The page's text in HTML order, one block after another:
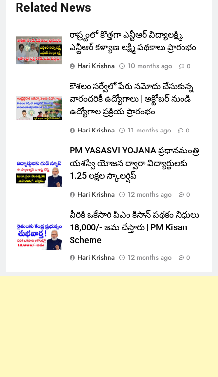
Related News
రాష్ర్టంలో కొత్తగా ఎన్టీఆర్ విద్యాలక్ష్మి,
ఎన్టీఆర్ కళ్యాణ లక్ష్మి పథకాలు ప్రారంభం
Hari Krishna
10 months ago 0
కౌశలం సర్వేలో పేరు నమోదు చేసుకున్న
వారందరికీ ఉద్యోగాలు | అక్టోబర్ నుండి
ఉద్యోగాల ప్రక్రియ ప్రారంభం
Hari Krishna
11 months ago 0
PM YASASVI YOJANA ప్రధానమంత్రి
యశస్వి యోజన ద్వారా విద్యార్థులకు
1.25 లక్షల స్కాలర్షిప్
Hari Krishna
12 months ago 0
వీరికి ఒకేసారి పిఎం కిసాన్ పథకం నిధులు
18,000/- జమ చేస్తారు | PM Kisan
Scheme
Hari Krishna
12 months ago 0